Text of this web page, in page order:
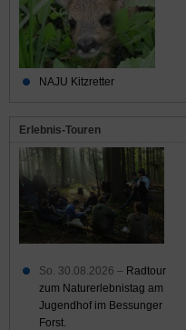
NAJU Kitzretter
Erlebnis-Touren
So. 30.08.2026 – Radtour
zum Naturerlebnistag am
Jugendhof im Bessunger
Forst.